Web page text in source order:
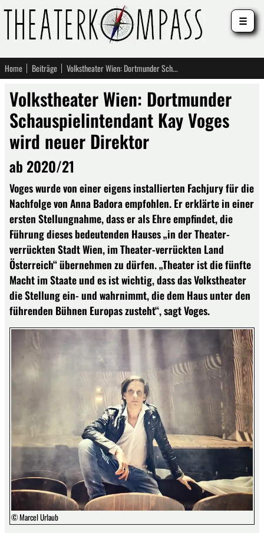
Home Beiträge Volkstheater Wien: Dortmunder Schauspielintendant Kay Voges wird neuer Direktor
Volkstheater Wien: Dortmunder
Schauspielintendant Kay Voges
wird neuer Direktor
ab 2020/21
Voges wurde von einer eigens installierten Fachjury für die
Nachfolge von Anna Badora empfohlen. Er erklärte in einer
ersten Stellungnahme, dass er als Ehre empfindet, die
Führung dieses bedeutenden Hauses „in der Theater-
verrückten Stadt Wien, im Theater-verrückten Land
Österreich“ übernehmen zu dürfen. „Theater ist die fünfte
Macht im Staate und es ist wichtig, dass das Volkstheater
die Stellung ein- und wahrnimmt, die dem Haus unter den
führenden Bühnen Europas zusteht“, sagt Voges.
© Marcel Urlaub
☰